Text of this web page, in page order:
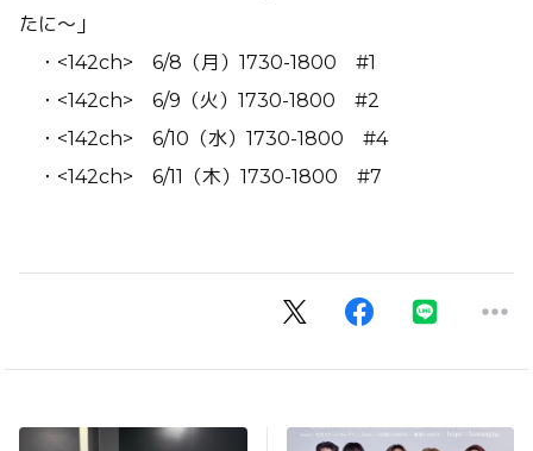
たに～」
・<142ch> 6/8（月）1730-1800 #1
・<142ch> 6/9（火）1730-1800 #2
・<142ch> 6/10（水）1730-1800 #4
・<142ch> 6/11（木）1730-1800 #7